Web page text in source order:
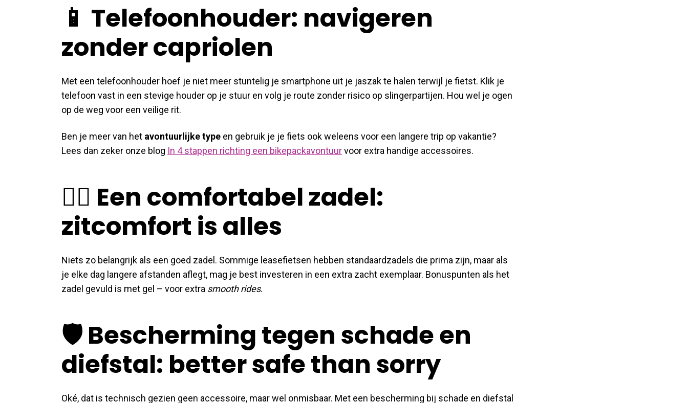
📱 Telefoonhouder: navigeren
zonder capriolen
Met een telefoonhouder hoef je niet meer stuntelig je smartphone uit je jaszak te halen terwijl je fietst. Klik je
telefoon vast in een stevige houder op je stuur en volg je route zonder risico op slingerpartijen. Hou wel je ogen
op de weg voor een veilige rit.
Ben je meer van het avontuurlijke type en gebruik je je fiets ook weleens voor een langere trip op vakantie?
Lees dan zeker onze blog In 4 stappen richting een bikepackavontuurvoor extra handige accessoires.
🚴‍♂️ Een comfortabel zadel:
zitcomfort is alles
Niets zo belangrijk als een goed zadel. Sommige leasefietsen hebben standaardzadels die prima zijn, maar als
je elke dag langere afstanden aflegt, mag je best investeren in een extra zacht exemplaar. Bonuspunten als het
zadel gevuld is met gel – voor extra smooth rides.
🛡️ Bescherming tegen schade en
diefstal: better safe than sorry
Oké, dat is technisch gezien geen accessoire, maar wel onmisbaar. Met een bescherming bij schade en diefstal